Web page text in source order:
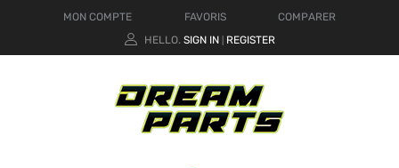
MON COMPTE FAVORIS
COMPARER
HELLO. SIGN IN REGISTER